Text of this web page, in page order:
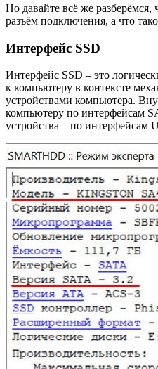
Но давайте всё же разберёмся,
разъём подключения, а что
Интерфейс SSD
Интерфейс SSD – это
к компьютеру в контексте
устройствами компьютера.
компьютеру по интерфейсам
устройства – по интерфейсам